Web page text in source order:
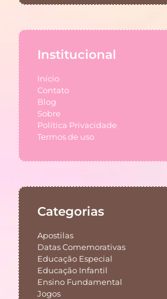
Institucional
Início
Contato
Blog
Sobre
Política Privacidade
Termos de uso
Categorias
Apostilas
Datas Comemorativas
Educação Especial
Educação Infantil
Ensino Fundamental
Jogos